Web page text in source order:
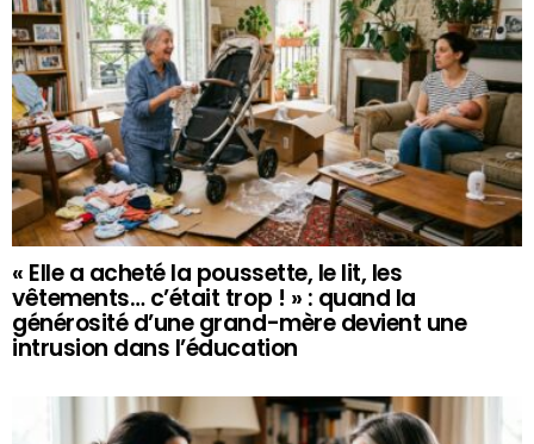
« Elle a acheté la poussette, le lit, les
vêtements… c’était trop ! » : quand la
générosité d’une grand-mère devient une
intrusion dans l’éducation